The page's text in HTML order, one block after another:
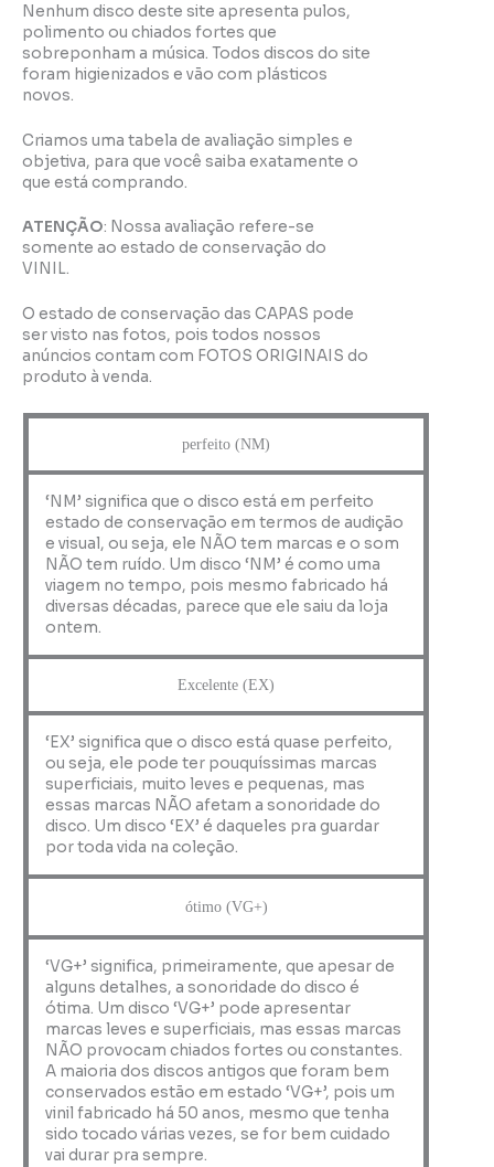
Nenhum disco deste site apresenta pulos,
polimento ou chiados fortes que
sobreponham a música. Todos discos do site
foram higienizados e vão com plásticos
novos.
Criamos uma tabela de avaliação simples e
objetiva, para que você saiba exatamente o
que está comprando.
ATENÇÃO: Nossa avaliação refere-se
somente ao estado de conservação do
VINIL.
O estado de conservação das CAPAS pode
ser visto nas fotos, pois todos nossos
anúncios contam com FOTOS ORIGINAIS do
produto à venda.
perfeito (NM)
‘NM’ significa que o disco está em perfeito
estado de conservação em termos de audição
e visual, ou seja, ele NÃO tem marcas e o som
NÃO tem ruído. Um disco ‘NM’ é como uma
viagem no tempo, pois mesmo fabricado há
diversas décadas, parece que ele saiu da loja
ontem.
Excelente (EX)
‘EX’ significa que o disco está quase perfeito,
ou seja, ele pode ter pouquíssimas marcas
superficiais, muito leves e pequenas, mas
essas marcas NÃO afetam a sonoridade do
disco. Um disco ‘EX’ é daqueles pra guardar
por toda vida na coleção.
ótimo (VG+)
‘VG+’ significa, primeiramente, que apesar de
alguns detalhes, a sonoridade do disco é
ótima. Um disco ‘VG+’ pode apresentar
marcas leves e superficiais, mas essas marcas
NÃO provocam chiados fortes ou constantes.
A maioria dos discos antigos que foram bem
conservados estão em estado ‘VG+’, pois um
vinil fabricado há 50 anos, mesmo que tenha
sido tocado várias vezes, se for bem cuidado
vai durar pra sempre.